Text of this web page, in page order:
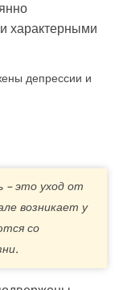
характерными
депрессии и
– это уход от
возникает у
со